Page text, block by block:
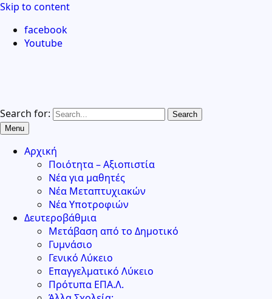
Skip to content
facebook
Youtube
Search for:
Menu
Αρχική
Ποιότητα – Αξιοπιστία
Νέα για μαθητές
Νέα Μεταπτυχιακών
Νέα Υποτροφιών
Δευτεροβάθμια
Μετάβαση από το Δημοτικό
Γυμνάσιο
Γενικό Λύκειο
Επαγγελματικό Λύκειο
Πρότυπα ΕΠΑ.Λ.